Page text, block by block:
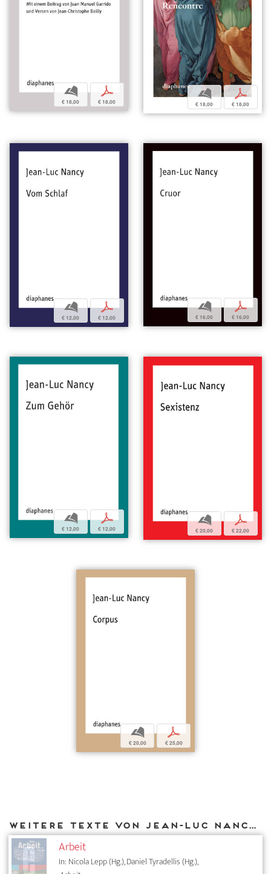
b
€ 18,00
p
€ 18,00
b
€ 18,00
p
€ 18,00
b
€ 12,00
p
€ 12,00
b
€ 16,00
p
€ 16,00
b
€ 12,00
p
€ 12,00
b
€ 20,00
p
€ 22,00
b
€ 20,00
p
€ 25,00
Weitere Texte von Jean-Luc Nancy bei DIAPHANES
Arbeit
In: Nicola Lepp (Hg.), Daniel Tyradellis (Hg.),